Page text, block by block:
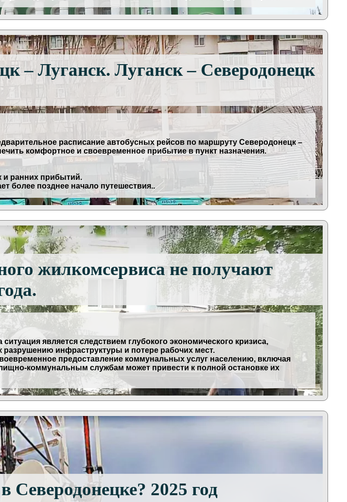
– Луганск. Луганск – Северодонецк
расписание автобусных рейсов по маршруту Северодонецк –
комфортное и своевременное прибытие в пункт назначения.
и ранних прибытий.
более позднее начало путешествия..
жилкомсервиса не получают
является следствием глубокого экономического кризиса,
инфраструктуры и потере рабочих мест.
предоставление коммунальных услуг населению, включая
коммунальным службам может привести к полной остановке их
Северодонецке? 2025 год